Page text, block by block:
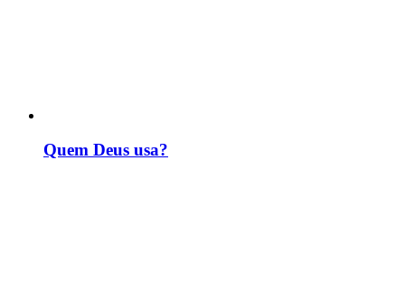
Quem Deus usa?